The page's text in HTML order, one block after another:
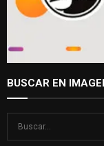
BUSCAR EN